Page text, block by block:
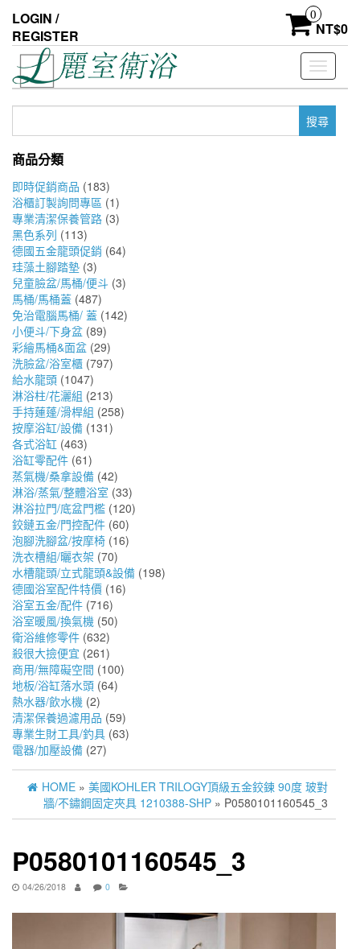
the
content
LOGIN /
REGISTER
0
NT$0
Toggle
鍵
商品分類
即時促銷商品 (183)
浴櫃訂製詢問專區 (1)
專業清潔保養管路 (3)
黑色系列 (113)
德國五金龍頭促銷 (64)
珪藻土腳踏墊 (3)
兒童臉盆/馬桶/便斗 (3)
馬桶/馬桶蓋 (487)
免治電腦馬桶/ 蓋 (142)
小便斗/下身盆 (89)
彩繪馬桶&面盆 (29)
洗臉盆/浴室櫃 (797)
給水龍頭 (1047)
淋浴柱/花灑組 (213)
手持蓮蓬/滑桿組 (258)
按摩浴缸/設備 (131)
各式浴缸 (463)
浴缸零配件 (61)
蒸氣機/桑拿設備 (42)
淋浴/蒸氣/整體浴室 (33)
淋浴拉門/底盆門檻 (120)
鉸鏈五金/門控配件 (60)
泡腳洗腳盆/按摩椅 (16)
洗衣槽組/曬衣架 (70)
水槽龍頭/立式龍頭&設備 (198)
德國浴室配件特價 (16)
浴室五金/配件 (716)
浴室暖風/換氣機 (50)
衛浴維修零件 (632)
殺很大撿便宜 (261)
商用/無障礙空間 (100)
地板/浴缸落水頭 (64)
熱水器/飲水機 (2)
清潔保養過濾用品 (59)
專業生財工具/釣具 (63)
電器/加壓設備 (27)
HOME » 美國KOHLER TRILOGY頂級五金鉸鍊 90度 玻對
牆/不鏽鋼固定夾具 1210388-SHP » P0580101160545_3
P0580101160545_3
04/26/2018 0